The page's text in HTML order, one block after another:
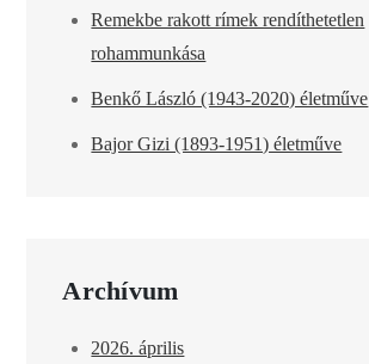
Remekbe rakott rímek rendíthetetlen
rohammunkása
Benkő László (1943-2020) életműve
Bajor Gizi (1893-1951) életműve
Archívum
2026. április